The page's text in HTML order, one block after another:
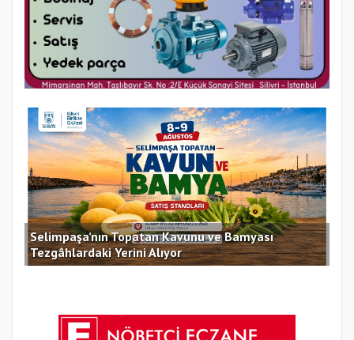
Selimpaşa’nın Topatan Kavunu ve Bamyası
Tezgâhlardaki Yerini Alıyor